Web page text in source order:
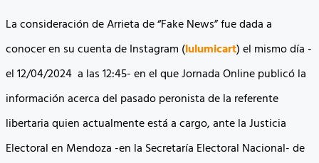
La consideración de Arrieta de “Fake News” fue dada a
conocer en su cuenta de Instagram (lulumicart) el mismo día -
el 12/04/2024 a las 12:45- en el que Jornada Online publicó la
información acerca del pasado peronista de la referente
libertaria quien actualmente está a cargo, ante la Justicia
Electoral en Mendoza -en la Secretaría Electoral Nacional- de